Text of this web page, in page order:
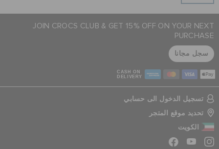
JOIN CROCS CLUB & GET 15% OFF ON YOUR NEXT
PURCHASE
سجل مجانا
CASH ON
DELIVERY
تسجيل الدخول الى حسابي
تحديد موقع المتجر
الكويت